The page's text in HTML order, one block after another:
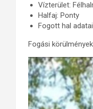
Vízterület:
Halfaj: Ponty
Fogott hal
Fogási